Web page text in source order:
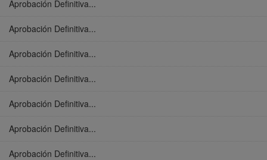
Aprobación Definitiva...
Aprobación Definitiva...
Aprobación Definitiva...
Aprobación Definitiva...
Aprobación Definitiva...
Aprobación Definitiva...
Aprobación Definitiva...